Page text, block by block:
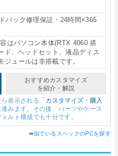
バック修理保証・24時間×365
はパソコン本体(RTX 4060 搭
ド、ヘッドセット、液晶ディス
ュールは非搭載です。
おすすめカスタマイズ
を紹介・解説
表示される「カスタマイズ・購入
みます。その後、パーツやケース
ルト構成でも十分です。
⇛似ているスペックのPCを探す